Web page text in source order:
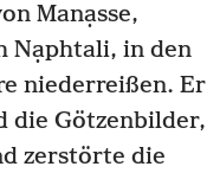
Manạsse,
Nạphtali, in den
niederreißen. Er
die Götzenbilder,
zerstörte die